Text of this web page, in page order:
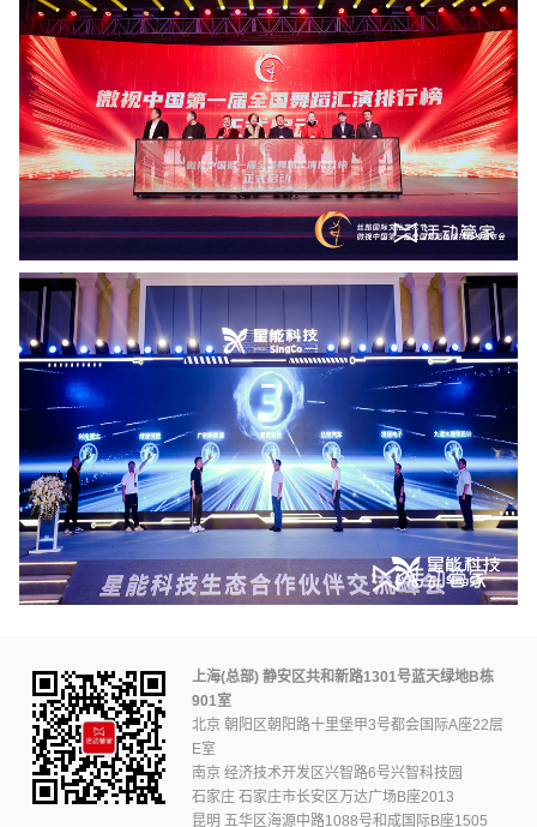
上海(总部) 静安区共和新路1301号蓝天绿地B栋
901室
北京 朝阳区朝阳路十里堡甲3号都会国际A座22层
E室
南京 经济技术开发区兴智路6号兴智科技园
石家庄 石家庄市长安区万达广场B座2013
昆明 五华区海源中路1088号和成国际B座1505